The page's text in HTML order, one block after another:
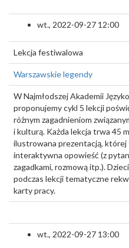
wt., 2022-09-27 12:00
Lekcja festiwalowa
Warszawskie legendy
W Najmłodszej Akademii
proponujemy cykl 5 lekcji
różnym zagadnieniom
i kulturą. Każda lekcja trwa 45
ilustrowana prezentacją, której
interaktywna opowieść (z
zagadkami, rozmową itp.).
podczas lekcji tematyczne
karty pracy.
wt., 2022-09-27 13:00